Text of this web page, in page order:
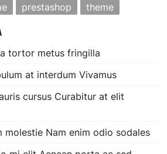
prestashop theme
tortor metus fringilla
at interdum Vivamus
cursus Curabitur at elit
molestie Nam enim odio sodales